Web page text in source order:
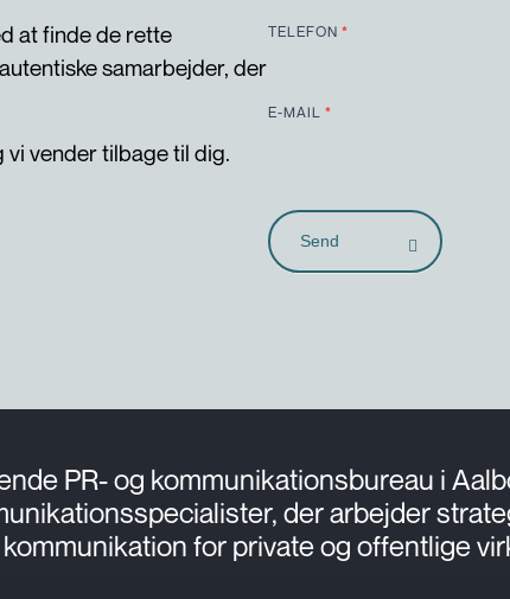
at finde de rette
samarbejder, der
vender tilbage til dig.
U
TELEFON *
E-MAIL *
Send
PR- og kommunikationsbureau i
der arbejder
for private og offentlige